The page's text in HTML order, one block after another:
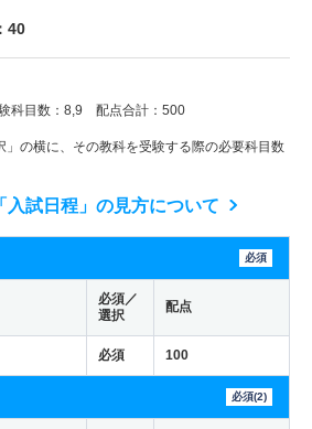
40
科目数：8,9 配点合計：500
の横に、その教科を受験する際の必要科目数
入試日程」の見方について
必須
必須／
選択
配点
必須 100
必須(2)